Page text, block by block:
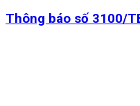
Thông báo số 3100/